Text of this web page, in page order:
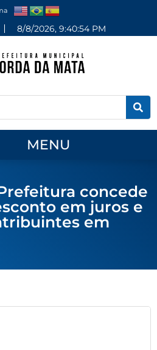
8/8/2026, 9:40:54 PM
MENU
concede
em juros e
em